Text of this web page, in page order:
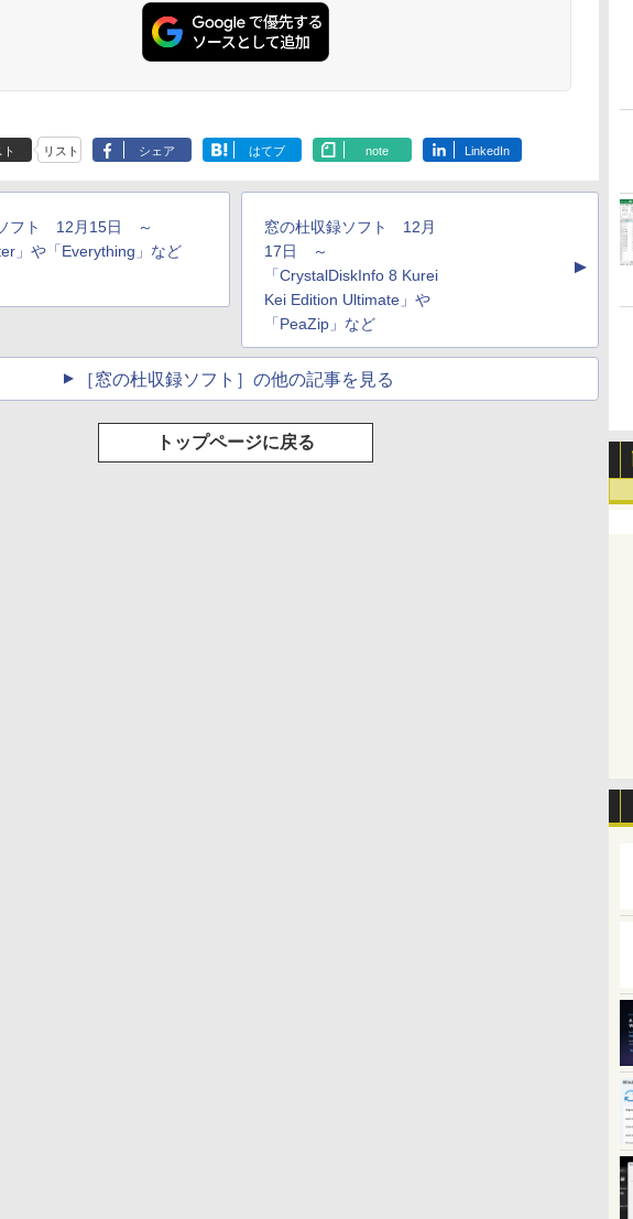
Air(M5)|ダウンロー
ド版
[オン
バーチャルアイテム
を含む】 【オンライ
ブロックス | オンラ
￥1,300
2024(最新 永続版)|オ
ンラインコード
10/mac対応|PC2台
￥39,582
定バーチャルアイテ
ムを含む】 【オンラ
ロブロックス | オン
￥3,200
ーチャルアイテムを含
む】 【オンラインゲー
ス |オンラインコード
￥1,600
出す プロンプトの言
葉 AI画像生成シリー
Labo)
￥99
非エンジニア 初心者
素人 でも安心 使い方
もコンテンツ作成に
非エンジニアのため
のAIコーディング入
￥99
ハードウェア・市販
ソフトウェアのパー
新エミュレータ紹介
￥1,600
ザイン入門講座［第2
版］
￥2,326
レ
イ
し、
ない、大きな画面で
読みやすい、6週間持
チディスプレイ電子
ック、16GB、広告な
し
￥19,980
ション (32GB) 7イン
チディスプレイ、明
調節ライト、12週間
告なし、メタリック
ブラック
￥32,980
トレージ、防水、7イ
ンチカラーディスプ
ト、最大8週間持続バ
し、ブラック (2025
￥39,980
インチカラーディスプ
レイ、64GBストレー
明るさ自動調整、色調
ムペン付き、グラファ
￥115,980
ト リスト シェア はてブ note LinkedIn
フト 12月15日 ～
」や「Everything」など
窓の杜収録ソフト 12月
17日 ～
「CrystalDiskInfo 8 Kurei
Kei Edition Ultimate」や
「PeaZip」など
▲
［窓の杜収録ソフト］の他の記事を見る
トップページに戻る